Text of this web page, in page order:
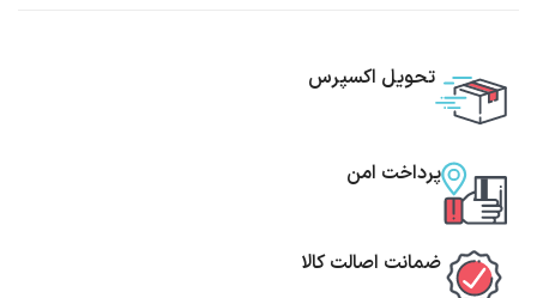
تحویل اکسپرس
پرداخت امن
ضمانت اصالت کالا